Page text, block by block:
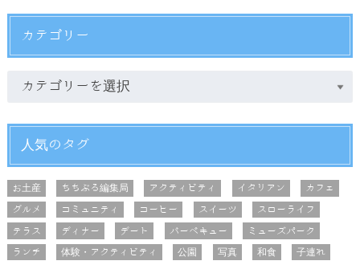
カテゴリー
人気のタグ
お土産 ちちぶる編集局 アクティビティ イタリアン
カフェ
グルメ
コミュニティ コーヒー スイーツ
スローライフ
テラス
ディナー デート バーベキュー
ミューズパーク
ランチ
体験・アクティビティ 公園 写真 和食
子連れ